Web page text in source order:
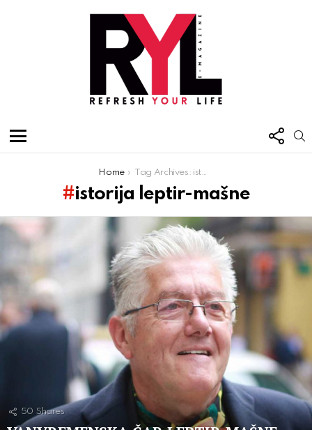
US
Home Tag Archives: istorija leptir-mašne
istorija leptir-mašne
Latest
50 Shares